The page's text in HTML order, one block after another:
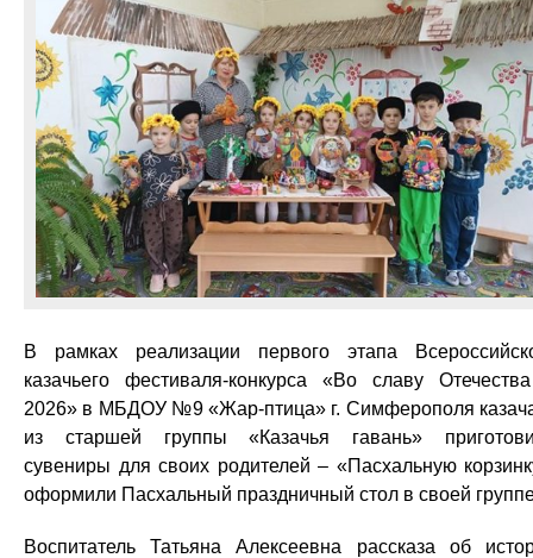
В рамках реализации первого этапа
казачьего фестиваля-конкурса «Во славу
2026» в МБДОУ №9 «Жар-птица» г. Симферополя
из старшей группы «Казачья гавань»
сувениры для своих родителей – «Пасхальную
оформили Пасхальный праздничный стол в своей
Воспитатель Татьяна Алексеевна рассказа об